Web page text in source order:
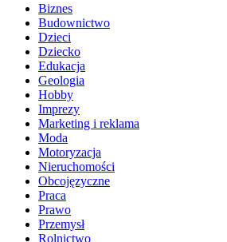
Biznes
Budownictwo
Dzieci
Dziecko
Edukacja
Geologia
Hobby
Imprezy
Marketing i reklama
Moda
Motoryzacja
Nieruchomości
Obcojęzyczne
Praca
Prawo
Przemysł
Rolnictwo